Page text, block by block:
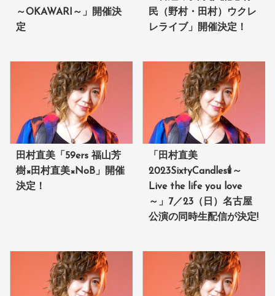
～OKAWARI～」開催決
定
民（野村・田村）ウクレ
レライブ」開催決定！
田村直美「59ers 福山芳
樹×田村直美×NoB」開催
決定！
「田村直美
2023SixtyCandles🕯～
Live the life you love
～」7／23（日）名古屋
公演の同時生配信が決定!